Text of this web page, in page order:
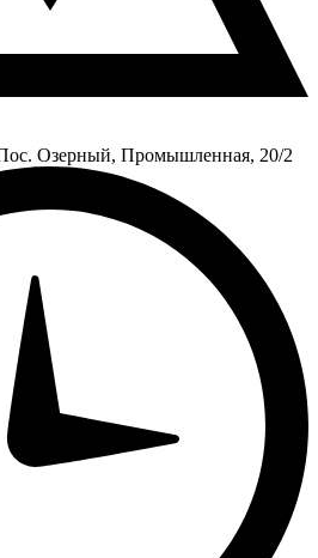
Озерный, Промышленная, 20/2